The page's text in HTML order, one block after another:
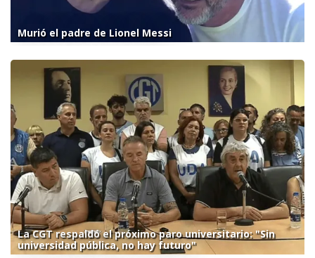
Murió el padre de Lionel Messi
La CGT respaldó el próximo paro universitario: "Sin
universidad pública, no hay futuro"